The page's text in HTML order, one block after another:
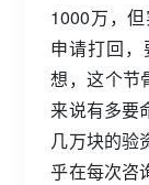
1000万，
申请打回
想，这个节
来说有多要
几万块的验
乎在每次咨